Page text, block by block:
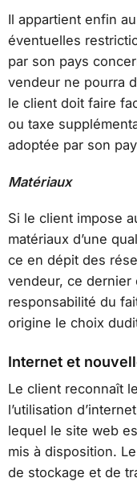
Il appartient enfin
éventuelles
par son pays
vendeur ne pourra
le client doit faire
ou taxe
adoptée par son
Matériaux
Si le client impose
matériaux d’une
ce en dépit des
vendeur, ce dernier
responsabilité du
origine le choix
Internet et
Le client reconnaît
l’utilisation
lequel le site web
mis à disposition.
de stockage et de